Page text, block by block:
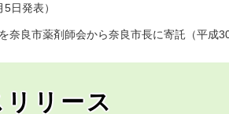
日発表）
奈良市薬剤師会から奈良市長に寄託（平成
リース